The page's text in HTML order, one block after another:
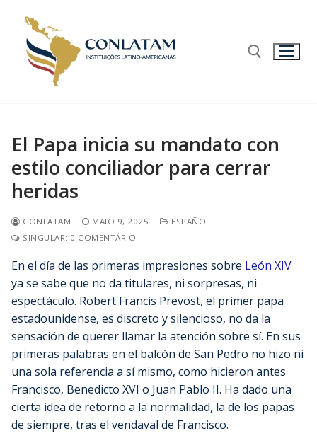
El Papa inicia su mandato con
estilo conciliador para cerrar
heridas
CONLATAM MAIO 9, 2025
ESPAÑOL
SINGULAR: 0 COMENTÁRIO
En el día de las primeras impresiones sobre León XIV
ya se sabe que no da titulares, ni sorpresas, ni
espectáculo. Robert Francis Prevost, el primer papa
estadounidense, es discreto y silencioso, no da la
sensación de querer llamar la atención sobre sí. En sus
primeras palabras en el balcón de San Pedro no hizo ni
una sola referencia a sí mismo, como hicieron antes
Francisco, Benedicto XVI o Juan Pablo II. Ha dado una
cierta idea de retorno a la normalidad, la de los papas
de siempre, tras el vendaval de Francisco.